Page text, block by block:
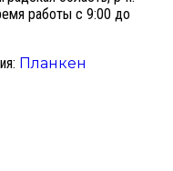
работы с 9:00 до
Планкен